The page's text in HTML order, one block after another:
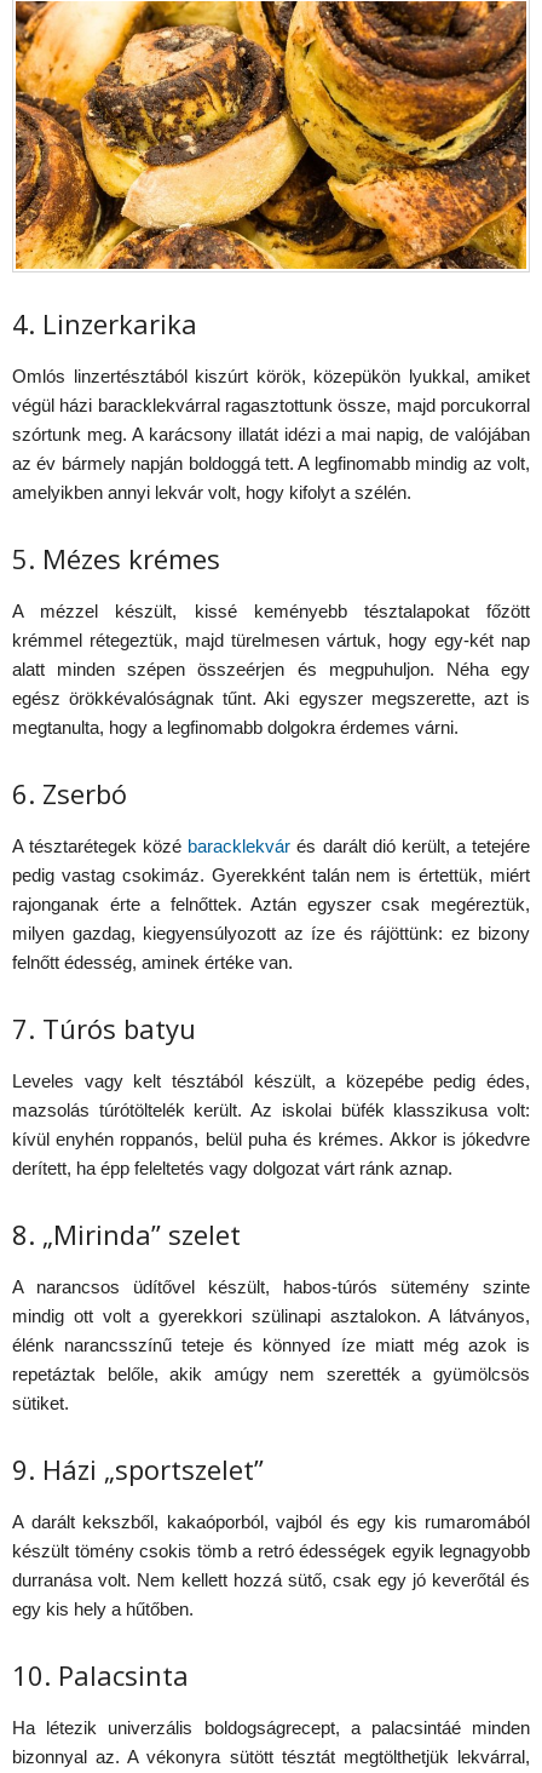
4. Linzerkarika
Omlós linzertésztából kiszúrt körök, közepükön lyukkal, amiket
végül házi baracklekvárral ragasztottunk össze, majd porcukorral
szórtunk meg. A karácsony illatát idézi a mai napig, de valójában
az év bármely napján boldoggá tett. A legfinomabb mindig az volt,
amelyikben annyi lekvár volt, hogy kifolyt a szélén.
5. Mézes krémes
A mézzel készült, kissé keményebb tésztalapokat főzött
krémmel rétegeztük, majd türelmesen vártuk, hogy egy-két nap
alatt minden szépen összeérjen és megpuhuljon. Néha egy
egész örökkévalóságnak tűnt. Aki egyszer megszerette, azt is
megtanulta, hogy a legfinomabb dolgokra érdemes várni.
6. Zserbó
A tésztarétegek közé baracklekvár és darált dió került, a tetejére
pedig vastag csokimáz. Gyerekként talán nem is értettük, miért
rajonganak érte a felnőttek. Aztán egyszer csak megéreztük,
milyen gazdag, kiegyensúlyozott az íze és rájöttünk: ez bizony
felnőtt édesség, aminek értéke van.
7. Túrós batyu
Leveles vagy kelt tésztából készült, a közepébe pedig édes,
mazsolás túrótöltelék került. Az iskolai büfék klasszikusa volt:
kívül enyhén roppanós, belül puha és krémes. Akkor is jókedvre
derített, ha épp feleltetés vagy dolgozat várt ránk aznap.
8. „Mirinda” szelet
A narancsos üdítővel készült, habos-túrós sütemény szinte
mindig ott volt a gyerekkori szülinapi asztalokon. A látványos,
élénk narancsszínű teteje és könnyed íze miatt még azok is
repetáztak belőle, akik amúgy nem szerették a gyümölcsös
sütiket.
9. Házi „sportszelet”
A darált kekszből, kakaóporból, vajból és egy kis rumaromából
készült tömény csokis tömb a retró édességek egyik legnagyobb
durranása volt. Nem kellett hozzá sütő, csak egy jó keverőtál és
egy kis hely a hűtőben.
10. Palacsinta
Ha létezik univerzális boldogságrecept, a palacsintáé minden
bizonnyal az. A vékonyra sütött tésztát megtölthetjük lekvárral,